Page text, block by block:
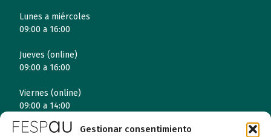
Gestionar consentimiento
Lunes a miércoles
09:00 a 16:00
Jueves (online)
09:00 a 16:00
Viernes (online)
09:00 a 14:00